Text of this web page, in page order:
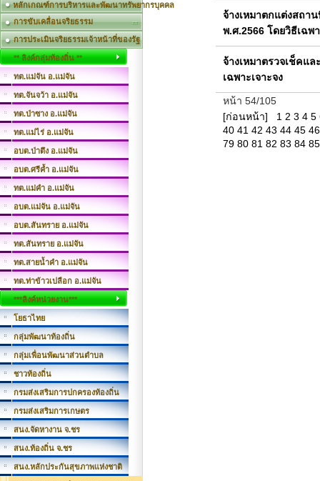
หลักเกณฑ์การบริหารและพัฒนาทรัพยากรบุคคล
การขับเคลื่อนจริยธรรม
การประเมินจริยธรรมเจ้าหน้าที่ของรัฐ
** ลิงค์กลุ่มท้องถิ่น **
ทต.แม่จัน อ.แม่จัน
ทต.จันจว้า อ.แม่จัน
ทต.ป่าซาง อ.แม่จัน
ทต.แม่ไร่ อ.แม่จัน
อบต.ป่าตึง อ.แม่จัน
อบต.ศรีค้ำ อ.แม่จัน
ทต.แม่คำ อ.แม่จัน
อบต.แม่จัน อ.แม่จัน
อบต.สันทราย อ.แม่จัน
ทต.สันทราย อ.แม่จัน
ทต.สายน้ำคำ อ.แม่จัน
ทต.ท่าข้าวเปลือก อ.แม่จัน
***ลิงค์หน่วยงาน***
โยธาไทย
กลุ่มพัฒนาท้องถิ่น
กลุ่มเพื่อนพัฒนาส่วนตำบล
ชาวท้องถิ่น
กรมส่งเสริมการปกครองท้องถิ่น
กรมส่งเสริมการเกษตร
สนง.จัดหางาน จ.ชร
สนง.ท้องถิ่น จ.ชร
สนง.หลักประกันสุขภาพแห่งชาติ
จ้างเหมาตกแต่งสถา
พ.ศ.2566 โดยวิธีเฉพา
จ้างเหมาตรวจเช็คแ
เฉพาะเจาะจง
หน้า 54/105
[ก่อนหน้า]
1 2 3 4 5
40 41 42 43 44 45 46
79 80 81 82 83 84 85